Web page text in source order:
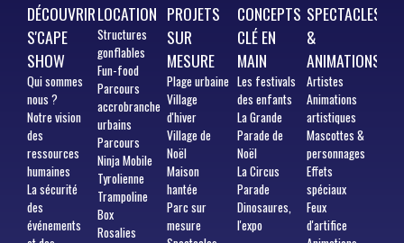
DÉCOUVRIR
S'CAPE
SHOW
Quisommes
nous ?
Notre vision
des
ressources
humaines
La sécurité
des
événements
LOCATION
Structures
gonflables
Fun-food
Parcours
accrobranche
urbains
Parcours
Ninja Mobile
Tyrolienne
Trampoline
Box
Rosalies
PROJETS
SUR
MESURE
Plage urbaine
Village
d'hiver
Village de
Noël
Maison
hantée
Parc sur
mesure
CONCEPTS
CLÉ EN
MAIN
Les festivals
des enfants
La Grande
Parade de
Noël
La Circus
Parade
Dinosaures,
l'expo
SPECTACLES
&
ANIMATIONS
Artistes
Animations
artistiques
Mascottes &
personnages
Effets
spéciaux
Feux
d'artifice